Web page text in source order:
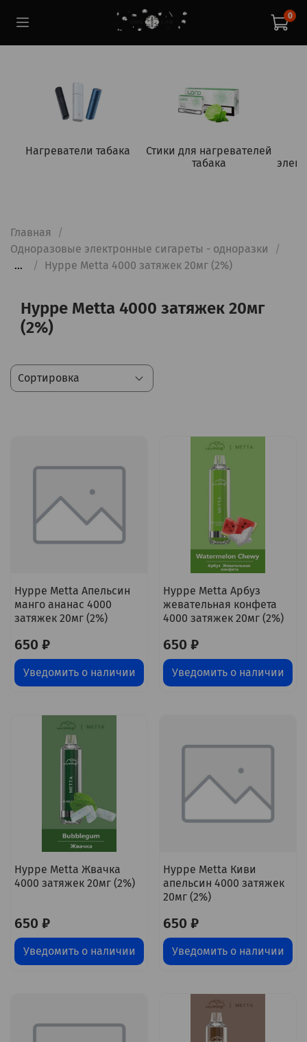
0
Нагреватели табака
Стики для нагревателей
табака
Главная
Одноразовые электронные сигареты - одноразки
...
Hyppe Metta 4000 затяжек 20мг (2%)
Hyppe Metta 4000 затяжек 20мг
(2%)
Hyppe Metta Апельсин
манго ананас 4000
затяжек 20мг (2%)
650 ₽
Уведомить о наличии
Hyppe Metta Арбуз
жевательная конфета
4000 затяжек 20мг (2%)
650 ₽
Уведомить о наличии
Hyppe Metta Жвачка
4000 затяжек 20мг (2%)
650 ₽
Уведомить о наличии
Hyppe Metta Киви
апельсин 4000 затяжек
20мг (2%)
650 ₽
Уведомить о наличии